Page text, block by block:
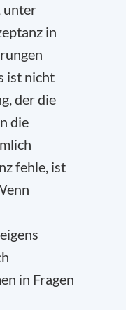
unter
in
ist nicht
der die
die
fehle, ist
in Fragen